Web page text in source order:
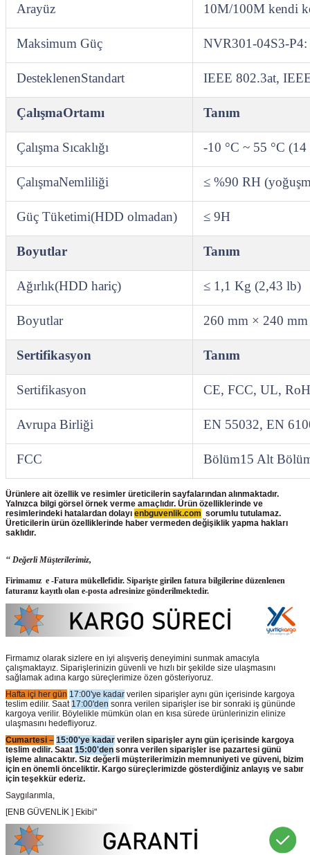
Arayüz 10M/100M kendi
Maksimum Güç
DesteklenenStandart IEEE 802.3at,
ÇalışmaOrtamı Tanım
Çalışma Sıcaklığı ‑10 °C ~ 55 °C
ÇalışmaNemliliği ≤ %90 RH
Güç Tüketimi(HDD olmadan) ≤ 9H
Boyutlar Tanım
Ağırlık(HDD hariç) ≤ 1,1 Kg (2,43 lb)
Boyutlar 260 mm × 240
Sertifikasyon Tanım
Sertifikasyon CE, FCC, UL,
Avrupa Birliği EN 55032, EN
FCC Bölüm15 Alt
Ürünlere ait özellik ve resimler üreticilerin sayfalarından alınmaktadır.
Yalnızca bilgi görsel örnek verme amaçlıdır. Ürün özelliklerinde ve
resimlerindeki hatalardan dolayı enbguvenlik.com sorumlu tutulamaz.
Üreticilerin ürün özelliklerinde haber vermeden değişiklik yapma hakları
saklıdır.
‘‘ Değerli Müşterilerimiz,
Firimamız e -Fatura mükellefidir. Siparişte girilen fatura bilgilerine düzenlenen
faturanız kayıtlı olan e-posta adresinize gönderilmektedir.
Firmamız olarak sizlere en iyi alışveriş deneyimini sunmak amacıyla
çalışmaktayız. Siparişlerinizin güvenli ve hızlı bir şekilde size ulaşmasını
sağlamak adına kargo süreçlerimize özen gösteriyoruz.
Hafta içi her gün 17:00'ye kadar verilen siparişler aynı gün içerisinde kargoya
teslim edilir. Saat 17:00'den sonra verilen siparişler ise bir sonraki iş gününde
kargoya verilir. Böylelikle mümkün olan en kısa sürede ürünlerinizin elinize
ulaşmasını hedefliyoruz.
Cumartesi – 15:00'ye kadar verilen siparişler aynı gün içerisinde kargoya
teslim edilir. Saat 15:00'den sonra verilen siparişler ise pazartesi günü
işleme alınacaktır. Siz değerli müşterilerimizin memnuniyeti ve güveni, bizim
için en önemli önceliktir. Kargo süreçlerimizde gösterdiğiniz anlayış ve sabır
için teşekkür ederiz.
Saygılarımla,
[ENB GÜVENLİK ] Ekibi"